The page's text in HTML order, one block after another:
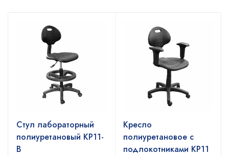
Стул лабораторный
полиуретановый КР11-
В
Кресло
полиуретановое с
подлокотниками КР11